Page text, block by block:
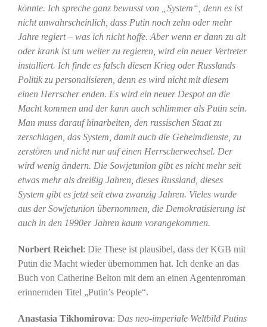
könnte. Ich spreche ganz bewusst von „System“, denn es ist
nicht unwahrscheinlich, dass Putin noch zehn oder mehr
Jahre regiert – was ich nicht hoffe. Aber wenn er dann zu alt
oder krank ist um weiter zu regieren, wird ein neuer Vertreter
installiert. Ich finde es falsch diesen Krieg oder Russlands
Politik zu personalisieren, denn es wird nicht mit diesem
einen Herrscher enden. Es wird ein neuer Despot an die
Macht kommen und der kann auch schlimmer als Putin sein.
Man muss darauf hinarbeiten, den russischen Staat zu
zerschlagen, das System, damit auch die Geheimdienste, zu
zerstören und nicht nur auf einen Herrscherwechsel. Der
wird wenig ändern. Die Sowjetunion gibt es nicht mehr seit
etwas mehr als dreißig Jahren, dieses Russland, dieses
System gibt es jetzt seit etwa zwanzig Jahren. Vieles wurde
aus der Sowjetunion übernommen, die Demokratisierung ist
auch in den 1990er Jahren kaum vorangekommen.
Norbert Reichel: Die These ist plausibel, dass der KGB mit
Putin die Macht wieder übernommen hat. Ich denke an das
Buch von Catherine Belton mit dem an einen Agentenroman
erinnernden Titel „Putin’s People“.
Anastasia Tikhomirova: Das neo-imperiale Weltbild Putins